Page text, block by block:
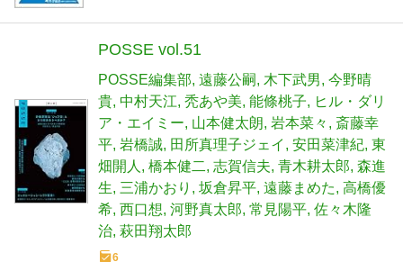
POSSE vol.51
POSSE編集部 遠藤公嗣 木下武男 今野晴
貴 中村天江 秃あや美 能條桃子
ヒル・ダリ
ア・エイミー 山本健太朗 岩本菜々
斎藤幸
平 岩橋誠 田所真理子ジェイ 安田菜津紀 東
畑開人
橋本健二 志賀信夫 青木耕太郎 森進
生 三浦かおり 坂倉昇平 遠藤まめた 高橋優
希 西口想 河野真太郎 常見陽平 佐々木隆
治 萩田翔太郎
6